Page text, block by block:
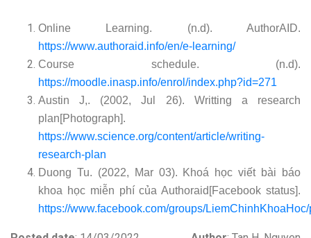
Online Learning. (n.d). AuthorAID.
https://www.authoraid.info/en/e-learning/
Course schedule. (n.d).
https://moodle.inasp.info/enrol/index.php?id=271
Austin J,. (2002, Jul 26). Writting a research
plan[Photograph].
https://www.science.org/content/article/writing-
research-plan
Duong Tu. (2022, Mar 03). Khoá học viết bài báo
khoa học miễn phí của Authoraid[Facebook status].
https://www.facebook.com/groups/